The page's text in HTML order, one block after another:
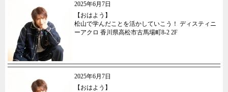
2025年6月7日
【おはよう】
松山で学んだことを活かしていこう！ ディスティニ
ーアクロ 香川県高松市古馬場町8-2 2F
2025年6月7日
【おはよう】